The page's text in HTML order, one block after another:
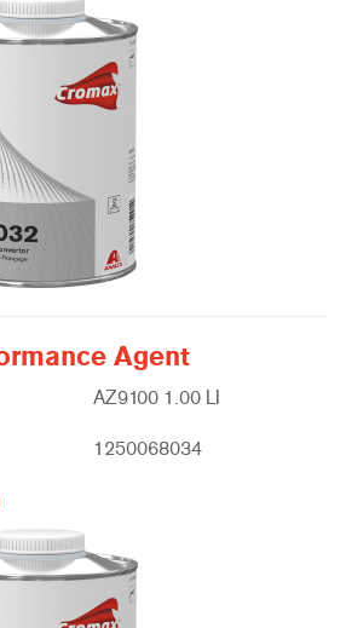
Agent
AZ9100 1.00 LI
1250068034